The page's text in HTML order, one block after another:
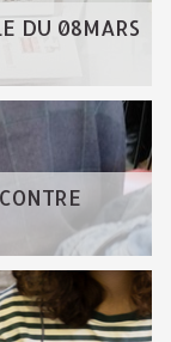
DU 08MARS